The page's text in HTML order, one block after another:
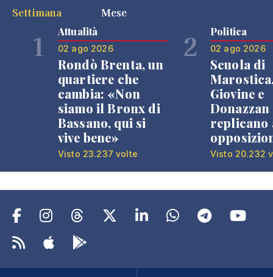
Settimana
Mese
1 Attualità
02 ago 2026
Rondò Brenta, un
quartiere che
cambia: «Non
siamo il Bronx di
Bassano, qui si
vive bene»
Visto 23.237 volte
2 Politica
02 ago 2026
Scuola di
Giovine e
Donazzan
replicano
Visto 20.232